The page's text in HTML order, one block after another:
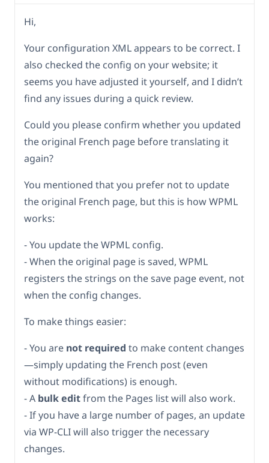
Hi,
Your configuration XML appears to be correct. I
also checked the config on your website; it
seems you have adjusted it yourself, and I didn’t
find any issues during a quick review.
Could you please confirm whether you updated
the original French page before translating it
again?
You mentioned that you prefer not to update
the original French page, but this is how WPML
works:
- You update the WPML config.
- When the original page is saved, WPML
registers the strings on the save page event, not
when the config changes.
To make things easier:
- You are not required to make content changes
—simply updating the French post (even
without modifications) is enough.
- A bulk editfrom the Pages list will also work.
- If you have a large number of pages, an update
via WP-CLI will also trigger the necessary
changes.